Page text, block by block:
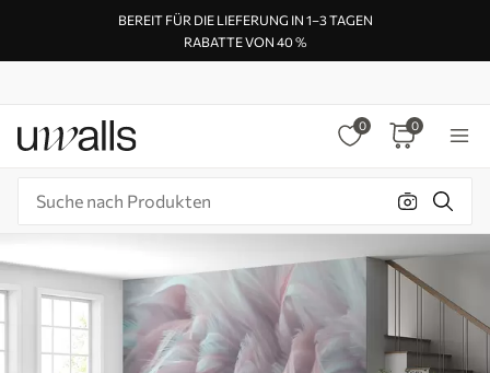
BEREIT FÜR DIE LIEFERUNG IN 1–3 TAGEN
RABATTE VON 40 %
0 0